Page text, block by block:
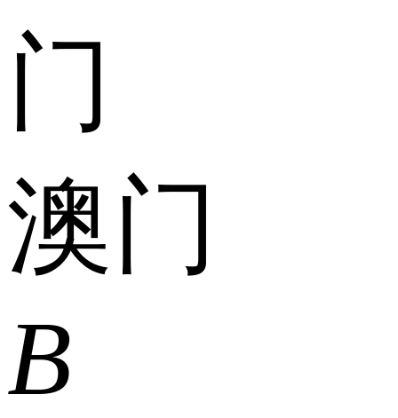
门
澳门
B